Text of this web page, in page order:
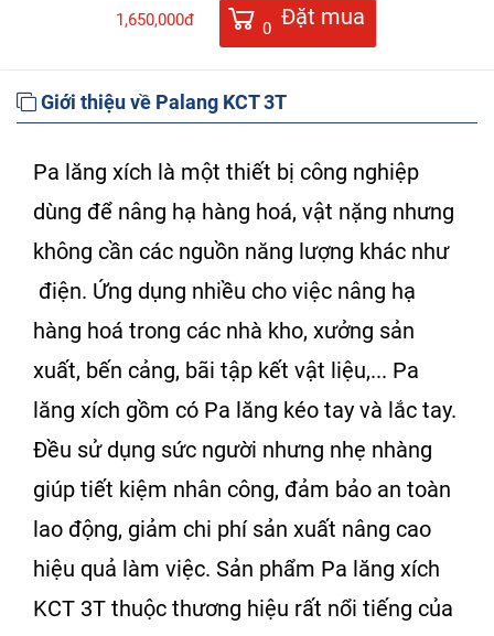
1,650,000đ 0 Đặt mua
Giới thiệu về Palang KCT 3T
Pa lăng xích là một thiết bị công nghiệp
dùng để nâng hạ hàng hoá, vật nặng nhưng
không cần các nguồn năng lượng khác như
điện. Ứng dụng nhiều cho việc nâng hạ
hàng hoá trong các nhà kho, xưởng sản
xuất, bến cảng, bãi tập kết vật liệu,... Pa
lăng xích gồm có Pa lăng kéo tay và lắc tay.
Đều sử dụng sức người nhưng nhẹ nhàng
giúp tiết kiệm nhân công, đảm bảo an toàn
lao động, giảm chi phí sản xuất nâng cao
hiệu quả làm việc. Sản phẩm Pa lăng xích
KCT 3T thuộc thương hiệu rất nổi tiếng của